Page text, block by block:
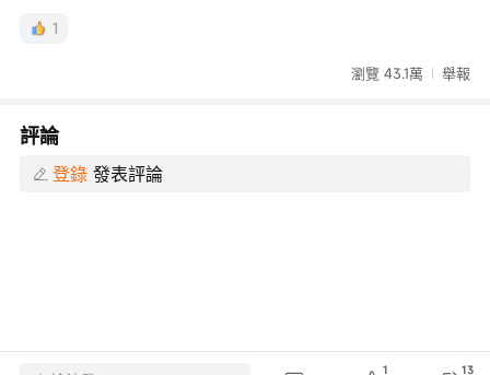
1
瀏覽 43.1萬 舉報
評論
登錄 發表評論
1 13